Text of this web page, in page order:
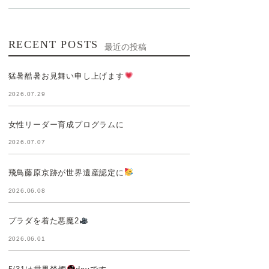
RECENT POSTS 最近の投稿
猛暑酷暑お見舞い申し上げます
2026.07.29
女性リーダー育成プログラムに
2026.07.07
飛鳥藤原京跡が世界遺産認定に
2026.06.08
プラダを着た悪魔2
2026.06.01